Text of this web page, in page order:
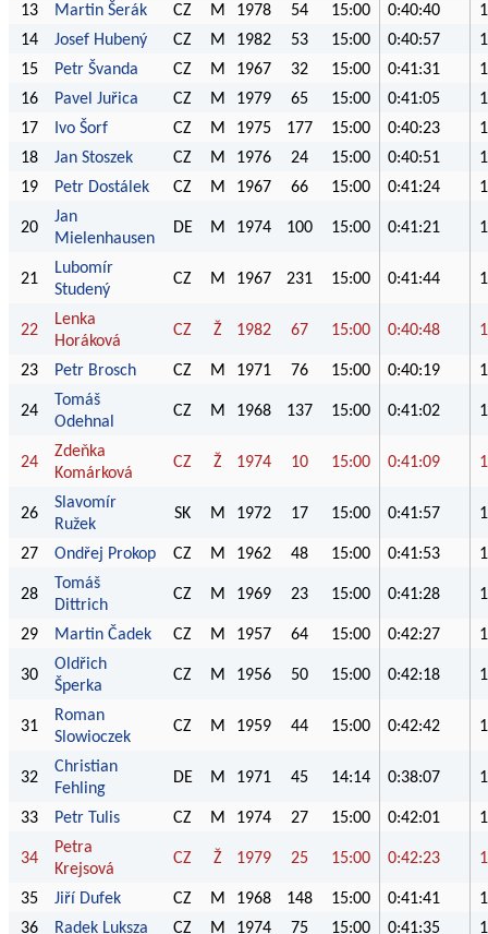
13
Martin Šerák CZ M 1978 54 15:00 0:40:40
14
Josef Hubený CZ M 1982 53 15:00 0:40:57
15
Petr Švanda CZ M 1967 32 15:00 0:41:31
16
Pavel Juřica CZ M 1979 65 15:00 0:41:05
17
Ivo Šorf CZ M 1975 177 15:00 0:40:23
18
Jan Stoszek CZ M 1976 24 15:00 0:40:51
19
Petr Dostálek CZ M 1967 66 15:00 0:41:24
20
Jan
Mielenhausen
DE M 1974 100 15:00 0:41:21
21
Lubomír
Studený
CZ M 1967 231 15:00 0:41:44
22
Lenka
Horáková
CZ Ž 1982 67 15:00 0:40:48
23 Petr Brosch CZ M 1971 76 15:00 0:40:19
24
Tomáš
Odehnal
CZ M 1968 137 15:00 0:41:02
24
Zdeňka
Komárková
CZ Ž 1974 10 15:00 0:41:09
26
Slavomír
Ružek
SK M 1972 17 15:00 0:41:57
27 Ondřej Prokop CZ M 1962 48 15:00 0:41:53
28
Tomáš
Dittrich
CZ M 1969 23 15:00 0:41:28
29 Martin Čadek CZ M 1957 64 15:00 0:42:27
30
Oldřich
Šperka
CZ M 1956 50 15:00 0:42:18
31
Roman
Slowioczek
CZ M 1959 44 15:00 0:42:42
32
Christian
Fehling
DE M 1971 45 14:14 0:38:07
33 Petr Tulis CZ M 1974 27 15:00 0:42:01
34
Petra
Krejsová
CZ Ž 1979 25 15:00 0:42:23
35 Jiří Dufek CZ M 1968 148 15:00 0:41:41
36
Radek Luksza CZ M 1974 75 15:00 0:41:35